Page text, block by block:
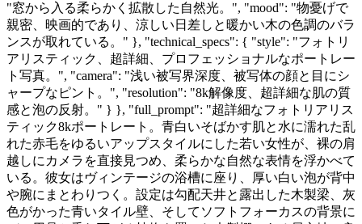
"窓から入る柔らかく拡散した自然光。", "mood": "物憂げで
親密、映画的であり、涼しい日差しと暖かい木の色調のバラ
ンスが取れている。" }, "technical_specs": { "style": "フォトリ
アリスティック、超詳細、プロフェッショナルなポートレー
ト写真。", "camera": "浅い被写界深度、被写体の顔と目にシ
ャープなピント。", "resolution": "8k解像度、超詳細な肌の質
感と泡の反射。" } }, "full_prompt": "超詳細なフォトリアリス
ティック8kポートレート。青白いそばかす肌と水に濡れた乱
れた赤毛をゆるいアップスタイルにした若い女性が、裸の肩
越しにカメラを直接見つめ、柔らかな自然な表情を浮かべて
いる。彼女はヴィンテージの浴槽に座り、厚い白い泡が背中
や腕にまとわりつく。設定は勾配天井と露出した木製梁、灰
色がかった青いタイル壁、そしてソフトフォーカスの背景に